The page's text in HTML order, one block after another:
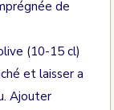
de
(10-15 cl)
et laisser a
Ajouter